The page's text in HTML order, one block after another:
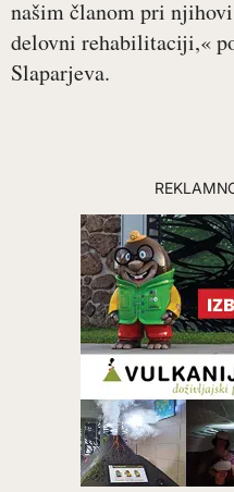
našim članom pri
delovni rehabilitaciji,«
Slaparjeva.